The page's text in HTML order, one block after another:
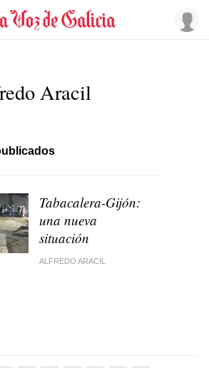
Aracil
Tabacalera-Gijón:
una nueva
situación
ALFREDO ARACIL